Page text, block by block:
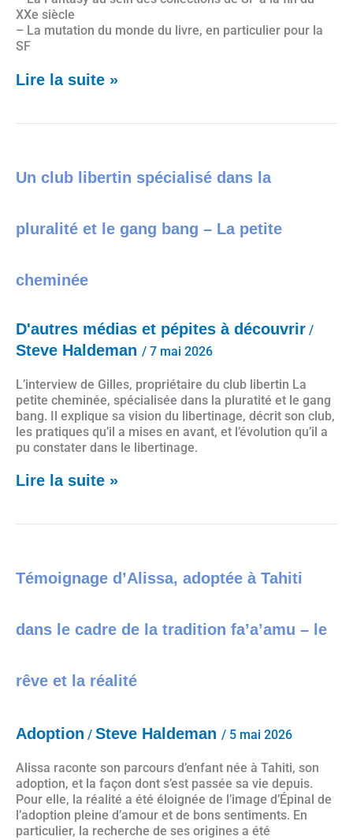
XXe siècle
– La mutation du monde du livre, en particulier pour la
SF
Lire la suite »
Un club libertin spécialisé dans la
pluralité et le gang bang – La petite
cheminée
D'autres médias et pépites à découvrir /
Steve Haldeman / 7 mai 2026
L’interview de Gilles, propriétaire du club libertin La
petite cheminée, spécialisée dans la pluratité et le gang
bang. Il explique sa vision du libertinage, décrit son club,
les pratiques qu’il a mises en avant, et l’évolution qu’il a
pu constater dans le libertinage.
Lire la suite »
Témoignage d’Alissa, adoptée à Tahiti
dans le cadre de la tradition faʼaʼamu – le
rêve et la réalité
Adoption / Steve Haldeman / 5 mai 2026
Alissa raconte son parcours d’enfant née à Tahiti, son
adoption, et la façon dont s’est passée sa vie depuis.
Pour elle, la réalité a été éloignée de l’image d’Épinal de
l’adoption pleine d’amour et de bons sentiments. En
particulier, la recherche de ses origines a été